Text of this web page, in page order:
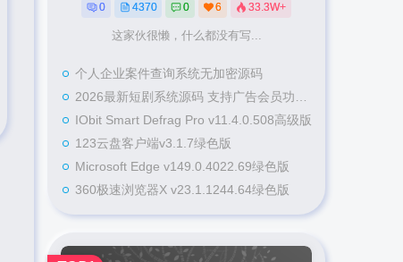
0 4370 0 6 33.3W+
这家伙很懒，什么都没有写...
个人企业案件查询系统无加密源码
2026最新短剧系统源码 支持广告会员功能齐全短剧源码
IObit Smart Defrag Pro v11.4.0.508高级版
123云盘客户端v3.1.7绿色版
Microsoft Edge v149.0.4022.69绿色版
360极速浏览器X v23.1.1244.64绿色版